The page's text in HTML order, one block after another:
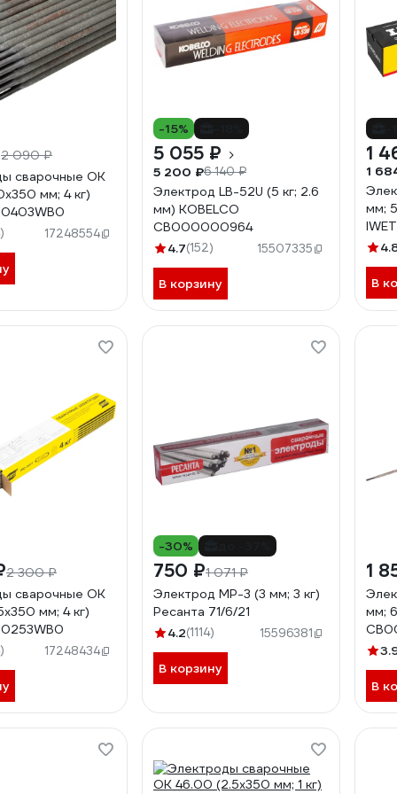
2 090 ₽
сварочные OK
мм; 4 кг)
17248554
-15%
5 055 ₽
5 200 ₽6 140 ₽
Электрод LB-52U (5 кг; 2.6
мм) KOBELCO
СВ000000964
4.7(152) 15507335
В корзину
1
1
мм;
В
2 300 ₽
сварочные OK
мм; 4 кг)
17248434
-30%
750 ₽1 071 ₽
Электрод МР-3 (3 мм; 3 кг)
Ресанта 71/6/21
4.2(1114) 15596381
В корзину
1
мм;
В